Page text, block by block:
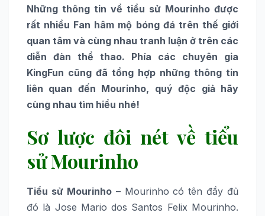
Những thông tin về tiểu sử Mourinho được
rất nhiều Fan hâm mộ bóng đá trên thế giới
quan tâm và cùng nhau tranh luận ở trên các
diễn đàn thể thao. Phía các chuyên gia
KingFun cũng đã tổng hợp những thông tin
liên quan đến Mourinho, quý độc giả hãy
cùng nhau tìm hiểu nhé!
Sơ lược đôi nét về tiểu
sử Mourinho
Tiểu sử Mourinho– Mourinho có tên đầy đủ
đó là Jose Mario dos Santos Felix Mourinho.